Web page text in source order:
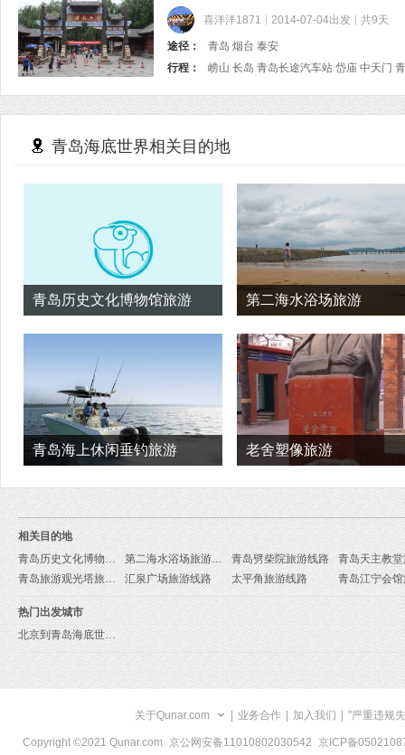
喜洋洋1871 2014-07-04出发 共9天
途径：
青岛 烟台 泰安
行程：
青岛海底世界相关目的地
青岛历史文化博物馆旅游 第二海水浴场旅游
青岛海上休闲垂钓旅游 老舍塑像旅游
相关目的地
青岛历史文化博物馆旅游线路
第二海水浴场旅游线路
青岛劈柴院旅游线路
青岛旅游观光塔旅游线路
汇泉广场旅游线路 太平角旅游线路
热门出发城市
北京到青岛海底世界旅游报价
关于Qunar.com 业务合作 加入我们 "严重违规
Copyright ©2021 Qunar.com 京公网安备11010802030542 京ICP备